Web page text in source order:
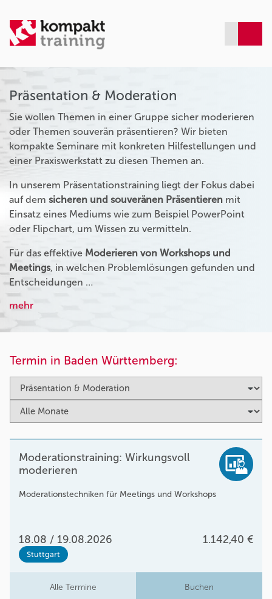
Präsentation & Moderation
Sie wollen Themen in einer Gruppe sicher moderieren
oder Themen souverän präsentieren? Wir bieten
kompakte Seminare mit konkreten Hilfestellungen und
einer Praxiswerkstatt zu diesen Themen an.
In unserem Präsentationstraining liegt der Fokus dabei
auf dem sicheren und souveränen Präsentieren mit
Einsatz eines Mediums wie zum Beispiel PowerPoint
oder Flipchart, um Wissen zu vermitteln.
Für das effektive Moderieren von Workshops und
Meetings, in welchen Problemlösungen gefunden und
Entscheidungen …
mehr
Termin in Baden Württemberg:
Moderationstraining: Wirkungsvoll
moderieren
Moderationstechniken für Meetings und Workshops
18.08 / 19.08.2026 1.142,40 €
Stuttgart
Alle Termine Buchen